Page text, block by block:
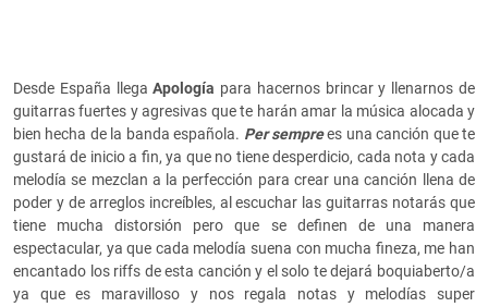
Desde España llegaApología para hacernos brincar y llenarnos de
guitarras fuertes y agresivas que te harán amar la música alocada y
bien hecha de la banda española. Per semprees una canción que te
gustará de inicio a fin, ya que no tiene desperdicio, cada nota y cada
melodía se mezclan a la perfección para crear una canción llena de
poder y de arreglos increíbles, al escuchar las guitarras notarás que
tiene mucha distorsión pero que se definen de una manera
espectacular, ya que cada melodía suena con mucha fineza, me han
encantado los riffs de esta canción y el solo te dejará boquiaberto/a
ya que es maravilloso y nos regala notas y melodías super